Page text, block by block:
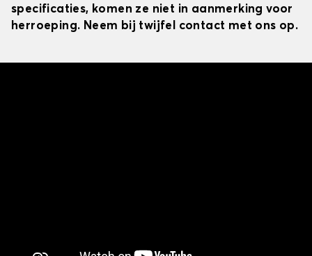
specificaties, komen ze niet in aanmerking voor
herroeping. Neem bij twijfel contact met ons op.